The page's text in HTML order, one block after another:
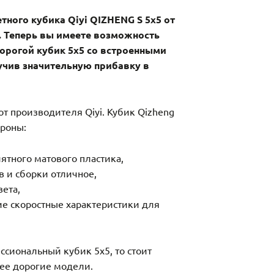
кубика Qiyi QIZHENG S 5х5 от
Теперь вы имеете возможность
кубик 5х5 со встроенными
значительную прибавку в
производителя Qiyi. Кубик Qizheng
матового пластика,
и сборки отличное,
скоростные характеристики для
кубик 5х5, то стоит
дорогие модели.